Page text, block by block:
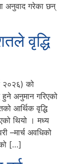
अनुवाद गरेका छन्
वृद्धि
२०२६) को
अनुमान गरिएको
आर्थिक वृद्धि
थियो । मध्य
–मार्च अवधिको
[…]